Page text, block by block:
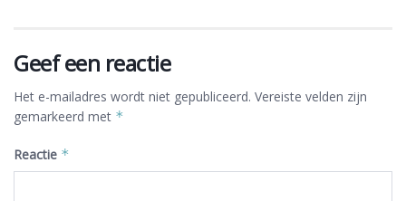
Geef een reactie
Het e-mailadres wordt niet gepubliceerd. Vereiste velden zijn
gemarkeerd met *
Reactie *